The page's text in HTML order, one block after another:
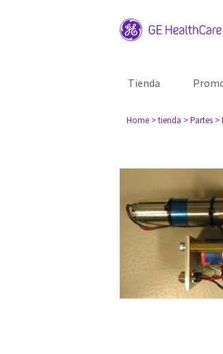
Tienda
Home > tienda > Partes >